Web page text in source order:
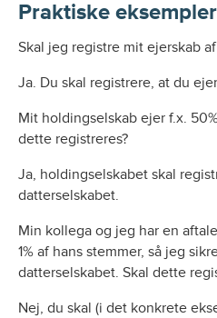
Praktiske
Skal jeg registre mit ejerskab
Ja. Du skal registrere, at du
Mit holdingselskab ejer f.x.
dette registreres?
Ja, holdingselskabet skal
datterselskabet.
Min kollega og jeg har en
1% af hans stemmer, så jeg
datterselskabet. Skal dette
Nej, du skal (i det konkrete